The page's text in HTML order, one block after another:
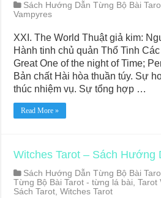
Sách Hướng Dẫn Từng Bộ Bài
Vampyres
XXI. The World Thuật giả kim:
Hành tinh chủ quản Thổ Tinh
Great One of the night of Time;
Bản chất Hài hòa thuần túy. Sự
thúc nhiệm vụ. Sự tổng hợp …
Read More »
Witches Tarot – Sách Hướng
Sách Hướng Dẫn Từng Bộ Bài
Từng Bộ Bài Tarot - từng lá bài,Tarot
Sách Tarot,Witches Tarot